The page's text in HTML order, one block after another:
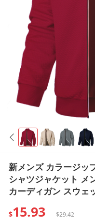
新メンズ カラージッ
シャツジャケット メ
カーディガン スウェ
$15.93 $29.42